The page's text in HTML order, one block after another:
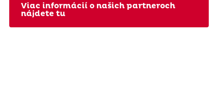
Viac informácií o našich partneroch
nájdete tu